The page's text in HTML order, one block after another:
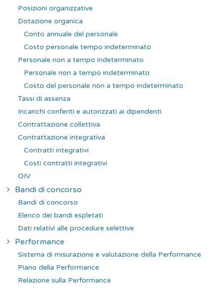
Posizioni organizzative
Dotazione organica
Conto annuale del personale
Costo personale tempo indeterminato
Personale non a tempo indeterminato
Personale non a tempo indeterminato
Costo del personale non a tempo indeterminato
Tassi di assenza
Incarichi conferiti e autorizzati ai dipendenti
Contrattazione collettiva
Contrattazione integrativa
Contratti integrativi
Costi contratti integrativi
OIV
Bandi di concorso
Bandi di concorso
Elenco dei bandi espletati
Dati relativi alle procedure selettive
Performance
Sistema di misurazione e valutazione della Performance
Piano della Performance
Relazione sulla Performance